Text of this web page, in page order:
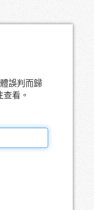
誤判而歸
看。